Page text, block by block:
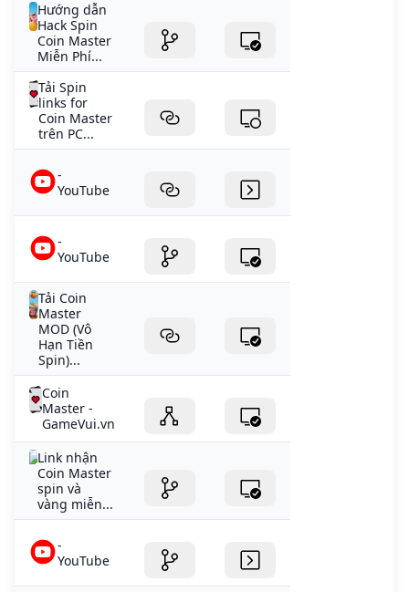
Hướng dẫn
Hack Spin
Coin Master
Miễn Phí...
Tải Spin
links for
Coin Master
trên PC...
-
YouTube
-
YouTube
Tải Coin
Master
MOD (Vô
Hạn Tiền
Spin)...
Coin
Master -
GameVui.vn
Link nhận
Coin Master
spin và
vàng miễn...
-
YouTube